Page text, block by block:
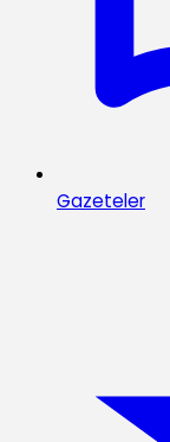
Gazeteler